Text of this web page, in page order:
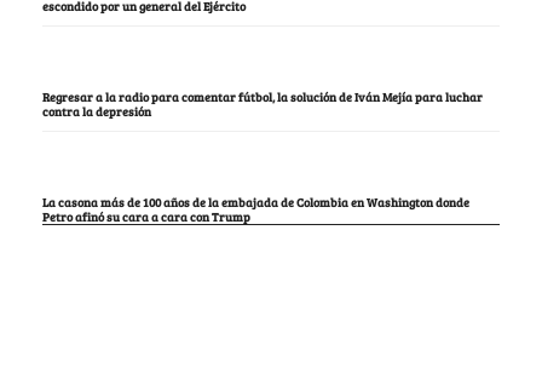
escondido por un general del Ejército
Regresar a la radio para comentar fútbol, la solución de Iván Mejía para luchar
contra la depresión
La casona más de 100 años de la embajada de Colombia en Washington donde
Petro afinó su cara a cara con Trump